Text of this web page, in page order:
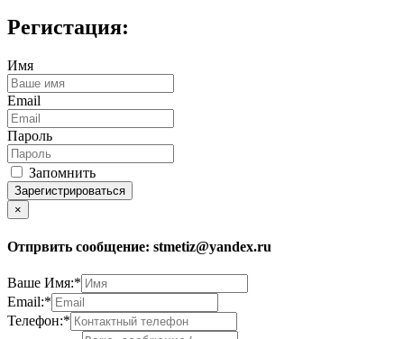
Регистация:
Имя
Email
Пароль
Запомнить
Зарегистрироваться
×
Отпрвить сообщение: stmetiz@yandex.ru
Ваше Имя:*
Email:*
Телефон:*